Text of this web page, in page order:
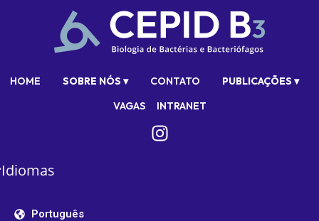
HOME SOBRE NÓS ▾ CONTATO
PUBLICAÇÕES ▾
VAGAS
INTRANET
Idiomas
Português